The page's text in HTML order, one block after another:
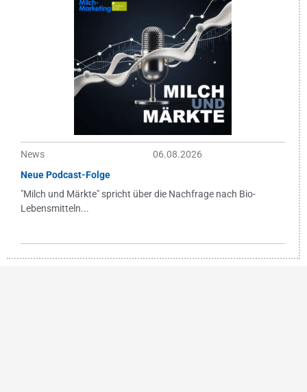
News
06.08.2026
Neue Podcast-Folge
"Milch und Märkte" spricht über die Nachfrage nach Bio-
Lebensmitteln...